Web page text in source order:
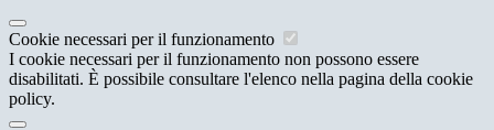
Cookie necessari per il funzionamento
I cookie necessari per il funzionamento non possono essere
disabilitati. È possibile consultare l'elenco nella pagina della cookie
policy.